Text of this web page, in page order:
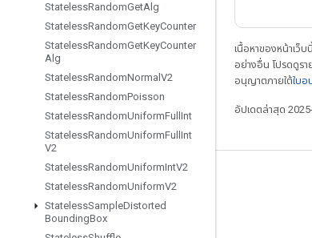
StatelessRandomGetAlg
StatelessRandomGetKeyCounter
StatelessRandomGetKeyCounter
Alg
StatelessRandomNormal V2
StatelessRandomPoisson
StatelessRandomUniformFull Int
StatelessRandomUniformFull Int
V2
StatelessRandomUniformIntV2
StatelessRandomUniformV2
StatelessSampleDistorted
BoundingBox
เนื้อหาของหน้าเว็
อย่างอื่น โปรดดูรา
อนุญาตภายใต้ใบอ
อัปเดตล่าสุด
เชื่อมต่อเสมอ
บล็อก